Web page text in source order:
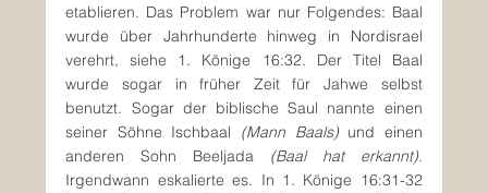
etablieren. Das Problem war nur Folgendes: Baal
wurde über Jahrhunderte hinweg in Nordisrael
verehrt, siehe 1. Könige 16:32. Der Titel Baal
wurde sogar in früher Zeit für Jahwe selbst
benutzt. Sogar der biblische Saul nannte einen
seiner Söhne Ischbaal (Mann Baals) und einen
anderen Sohn Beeljada (Baal hat erkannt).
Irgendwann eskalierte es. In 1. Könige 16:31-32